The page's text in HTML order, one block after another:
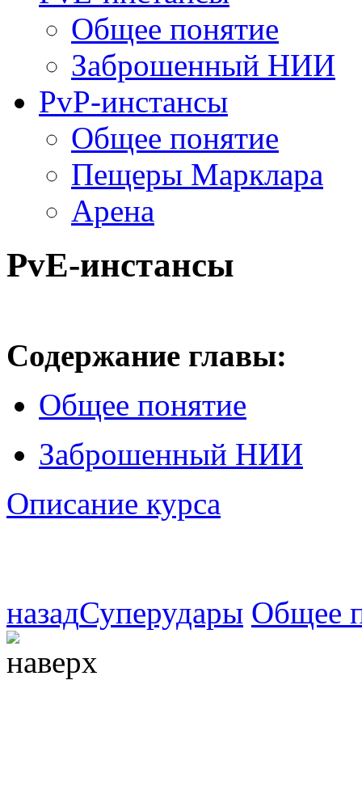
Общее понятие
Заброшенный НИИ
PvP-инстансы
Общее понятие
Пещеры Марклара
Арена
PvE-инстансы
Содержание главы:
Общее понятие
Заброшенный НИИ
Описание курса
назадСуперудары Общее